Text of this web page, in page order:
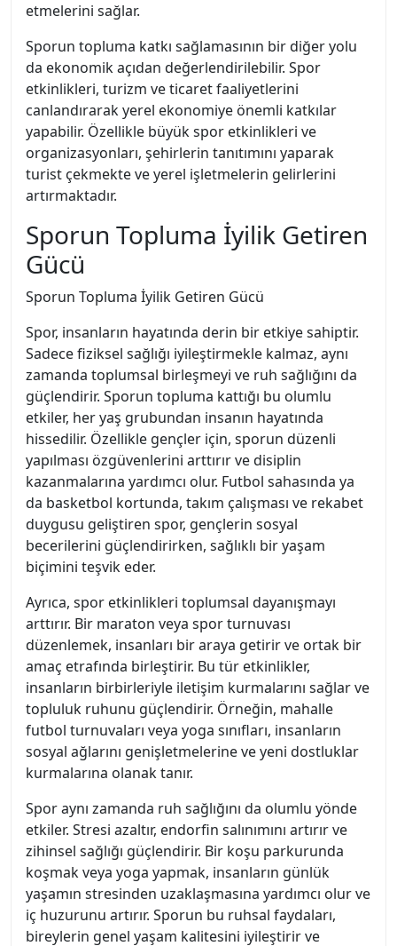
etmelerini sağlar.
Sporun topluma katkı sağlamasının bir diğer yolu
da ekonomik açıdan değerlendirilebilir. Spor
etkinlikleri, turizm ve ticaret faaliyetlerini
canlandırarak yerel ekonomiye önemli katkılar
yapabilir. Özellikle büyük spor etkinlikleri ve
organizasyonları, şehirlerin tanıtımını yaparak
turist çekmekte ve yerel işletmelerin gelirlerini
artırmaktadır.
Sporun Topluma İyilik Getiren
Gücü
Sporun Topluma İyilik Getiren Gücü
Spor, insanların hayatında derin bir etkiye sahiptir.
Sadece fiziksel sağlığı iyileştirmekle kalmaz, aynı
zamanda toplumsal birleşmeyi ve ruh sağlığını da
güçlendirir. Sporun topluma kattığı bu olumlu
etkiler, her yaş grubundan insanın hayatında
hissedilir. Özellikle gençler için, sporun düzenli
yapılması özgüvenlerini arttırır ve disiplin
kazanmalarına yardımcı olur. Futbol sahasında ya
da basketbol kortunda, takım çalışması ve rekabet
duygusu geliştiren spor, gençlerin sosyal
becerilerini güçlendirirken, sağlıklı bir yaşam
biçimini teşvik eder.
Ayrıca, spor etkinlikleri toplumsal dayanışmayı
arttırır. Bir maraton veya spor turnuvası
düzenlemek, insanları bir araya getirir ve ortak bir
amaç etrafında birleştirir. Bu tür etkinlikler,
insanların birbirleriyle iletişim kurmalarını sağlar ve
topluluk ruhunu güçlendirir. Örneğin, mahalle
futbol turnuvaları veya yoga sınıfları, insanların
sosyal ağlarını genişletmelerine ve yeni dostluklar
kurmalarına olanak tanır.
Spor aynı zamanda ruh sağlığını da olumlu yönde
etkiler. Stresi azaltır, endorfin salınımını artırır ve
zihinsel sağlığı güçlendirir. Bir koşu parkurunda
koşmak veya yoga yapmak, insanların günlük
yaşamın stresinden uzaklaşmasına yardımcı olur ve
iç huzurunu artırır. Sporun bu ruhsal faydaları,
bireylerin genel yaşam kalitesini iyileştirir ve